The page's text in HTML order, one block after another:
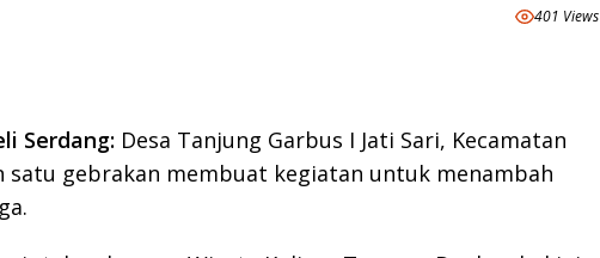
401 Views
Serdang: Desa Tanjung Garbus I Jati Sari, Kecamatan
satu gebrakan membuat kegiatan untuk menambah